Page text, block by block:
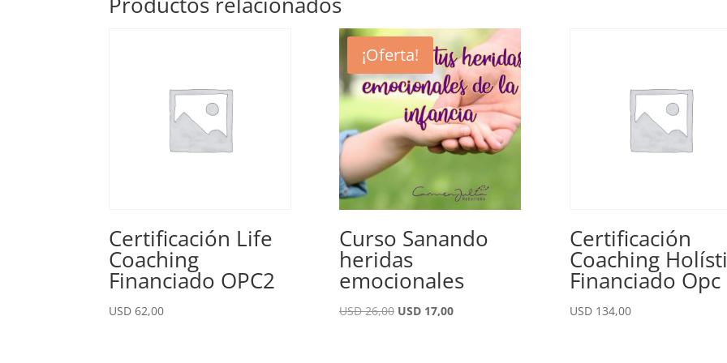
Certificación Life
Coaching
Financiado OPC2
USD62,00
¡Oferta!
Curso Sanando
heridas
emocionales
USD26,00 El
USD 17,00El
Certificación
Coaching
Financiado Opc
USD 134,00